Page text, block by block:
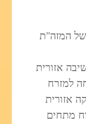
של המזה"ת
אזורית
למזרח
אזורית
מתחים